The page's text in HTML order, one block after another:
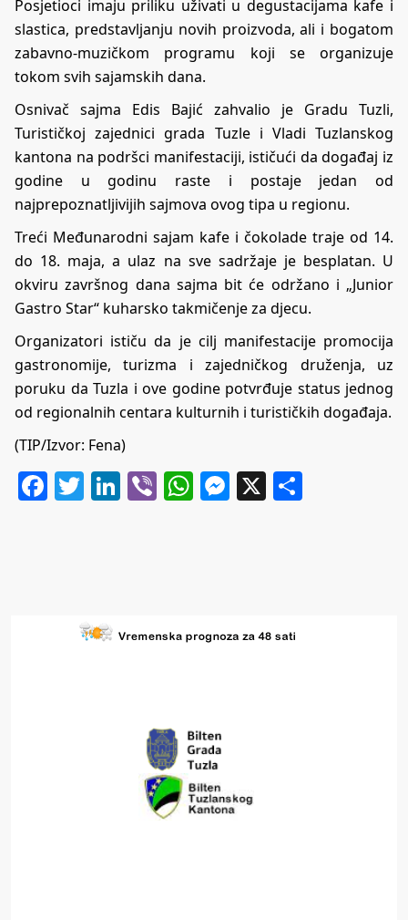
Posjetioci imaju priliku uživati u degustacijama kafe i
slastica, predstavljanju novih proizvoda, ali i bogatom
zabavno-muzičkom programu koji se organizuje
tokom svih sajamskih dana.
Osnivač sajma Edis Bajić zahvalio je Gradu Tuzli,
Turističkoj zajednici grada Tuzle i Vladi Tuzlanskog
kantona na podršci manifestaciji, ističući da događaj iz
godine u godinu raste i postaje jedan od
najprepoznatljivijih sajmova ovog tipa u regionu.
Treći Međunarodni sajam kafe i čokolade traje od 14.
do 18. maja, a ulaz na sve sadržaje je besplatan. U
okviru završnog dana sajma bit će održano i „Junior
Gastro Star“ kuharsko takmičenje za djecu.
Organizatori ističu da je cilj manifestacije promocija
gastronomije, turizma i zajedničkog druženja, uz
poruku da Tuzla i ove godine potvrđuje status jednog
od regionalnih centara kulturnih i turističkih događaja.
(TIP/Izvor: Fena)
Facebook
Twitter
LinkedIn
ViberWhatsApp
Messenger
X